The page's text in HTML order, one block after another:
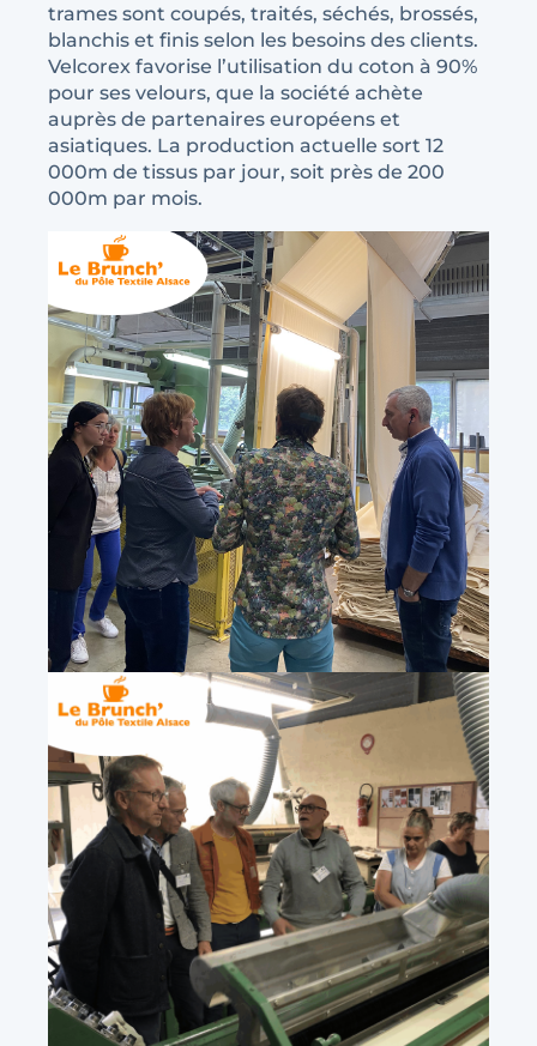
trames sont coupés, traités, séchés, brossés,
blanchis et finis selon les besoins des clients.
Velcorex favorise l’utilisation du coton à 90%
pour ses velours, que la société achète
auprès de partenaires européens et
asiatiques. La production actuelle sort 12
000m de tissus par jour, soit près de 200
000m par mois.